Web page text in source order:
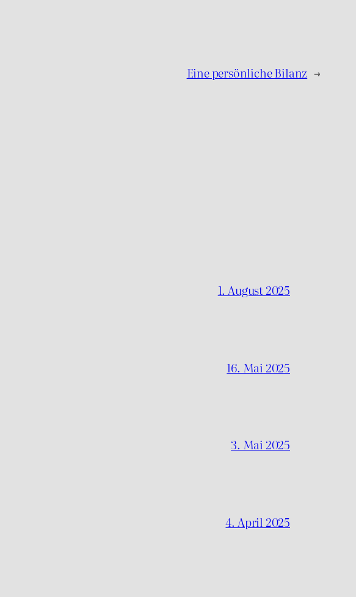
Eine persönliche Bilanz →
1. August 2025
16. Mai 2025
3. Mai 2025
4. April 2025